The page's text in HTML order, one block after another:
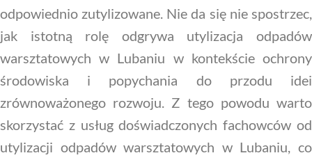
odpowiednio zutylizowane. Nie da się nie spostrzec,
jak istotną rolę odgrywa utylizacja odpadów
warsztatowych w Lubaniu w kontekście ochrony
środowiska i popychania do przodu idei
zrównoważonego rozwoju. Z tego powodu warto
skorzystać z usług doświadczonych fachowców od
utylizacji odpadów warsztatowych w Lubaniu, co